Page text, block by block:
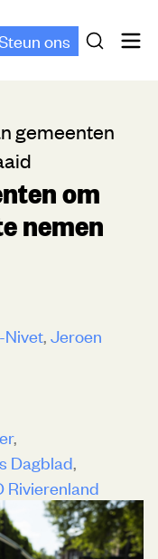
ons
gemeenten
om
nemen
Nivet Jeroen
Dagblad
Rivierenland